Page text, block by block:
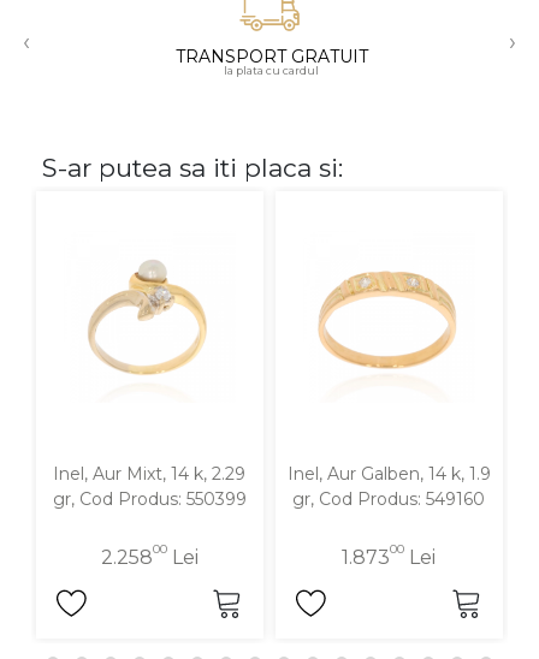
18K
‹ TRANSPORT GRATUIT
la plata cu cardul
›
S-ar putea sa iti placa si:
Inel, Aur Mixt, 14 k, 2.29
gr, Cod Produs: 550399
2.25800Lei
Inel, Aur Galben, 14 k, 1.9
gr, Cod Produs: 549160
1.87300 Lei